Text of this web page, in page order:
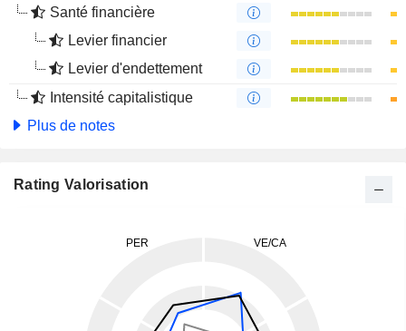
Santé financière
Levier financier
Levier d'endettement
Intensité capitalistique
Plus de notes
Rating Valorisation